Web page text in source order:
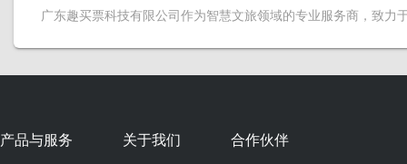
广东趣买票科技有限公司作为智慧文旅领域的专业服务商，致力
产品与服务 关于我们 合作伙伴